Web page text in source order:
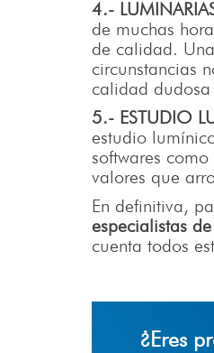
4.-
de muchas
de calidad.
circunstancias
calidad dudosa
5.- ESTUDIO
estudio
softwares
valores que
En definitiva,
especialistas
cuenta todos
¿Eres